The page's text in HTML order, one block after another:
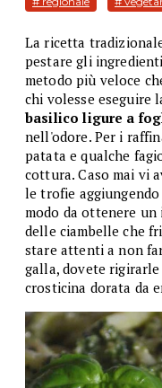
La ricetta
pestare gli
metodo più veloce
chi volesse eseguire
basilico ligure a
nell'odore. Per i
patata e qualche
cottura. Caso mai vi
le trofie
modo da ottenere
delle ciambelle che
stare attenti a non
galla, dovete
crosticina dorata da